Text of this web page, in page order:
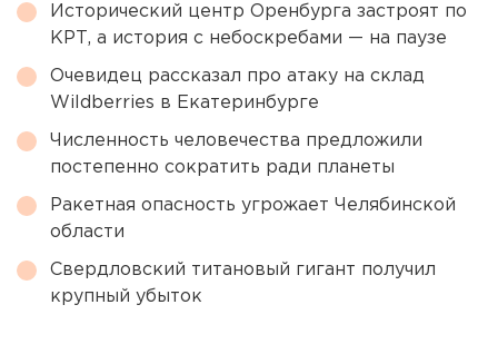
Исторический центр Оренбурга застроят по
КРТ, а история с небоскребами — на паузе
Очевидец рассказал про атаку на склад
Wildberries в Екатеринбурге
Численность человечества предложили
постепенно сократить ради планеты
Ракетная опасность угрожает Челябинской
области
Свердловский титановый гигант получил
крупный убыток